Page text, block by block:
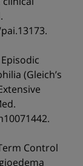
(Gleich’s
Control